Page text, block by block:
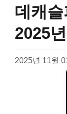
데캐
2025
2025년 11월